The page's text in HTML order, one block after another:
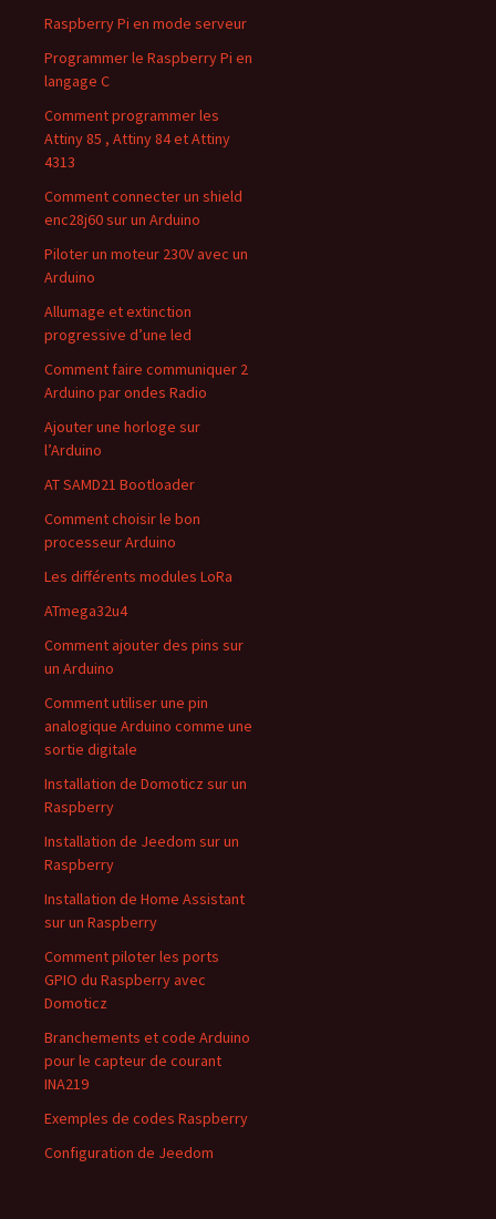
Raspberry Pi en mode serveur
Programmer le Raspberry Pi en
langage C
Comment programmer les
Attiny 85 , Attiny 84 et Attiny
4313
Comment connecter un shield
enc28j60 sur un Arduino
Piloter un moteur 230V avec un
Arduino
Allumage et extinction
progressive d’une led
Comment faire communiquer 2
Arduino par ondes Radio
Ajouter une horloge sur
l’Arduino
AT SAMD21 Bootloader
Comment choisir le bon
processeur Arduino
Les différents modules LoRa
ATmega32u4
Comment ajouter des pins sur
un Arduino
Comment utiliser une pin
analogique Arduino comme une
sortie digitale
Installation de Domoticz sur un
Raspberry
Installation de Jeedom sur un
Raspberry
Installation de Home Assistant
sur un Raspberry
Comment piloter les ports
GPIO du Raspberry avec
Domoticz
Branchements et code Arduino
pour le capteur de courant
INA219
Exemples de codes Raspberry
Configuration de Jeedom